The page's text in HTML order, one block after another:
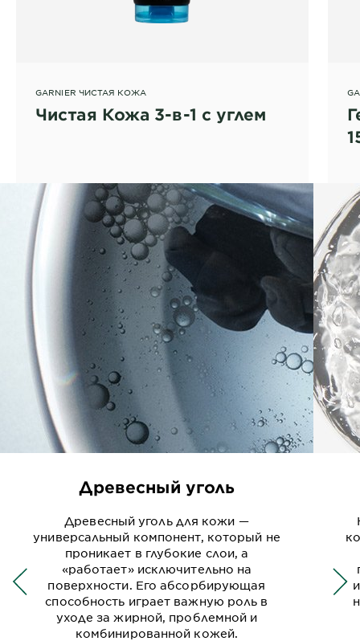
GARNIER ЧИСТАЯ КОЖА
Чистая Кожа 3-в-1 с углем
Древесный уголь
Древесный уголь для кожи —
универсальный компонент, который не
проникает в глубокие слои, а
«работает» исключительно на
поверхности. Его абсорбирующая
способность играет важную роль в
уходе за жирной, проблемной и
комбинированной кожей.